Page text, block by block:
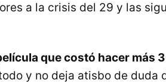
a la crisis del 29 y las
que costó hacer más
y no deja atisbo de duda